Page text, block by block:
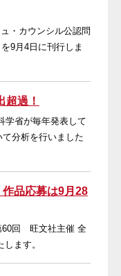
・カウンシル公認問
9月4日に刊行しま
過！
学省が毎年発表して
分析を行いました
品応募は9月28
60回 旺文社主催 全
します。